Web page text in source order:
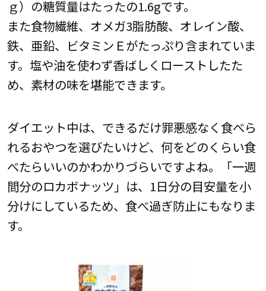
ｇ）の糖質量はたったの1.6gです。
また食物繊維、オメガ3脂肪酸、オレイン酸、
鉄、亜鉛、ビタミンＥがたっぷり含まれていま
す。塩や油を使わず香ばしくローストしたた
め、素材の味を堪能できます。
ダイエット中は、できるだけ罪悪感なく食べら
れるおやつを選びたいけど、何をどのくらい食
べたらいいのかわかりづらいですよね。「一週
間分のロカボナッツ」は、1日分の目安量を小
分けにしているため、食べ過ぎ防止にもなりま
す。